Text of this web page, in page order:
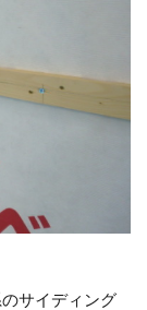
サイディング